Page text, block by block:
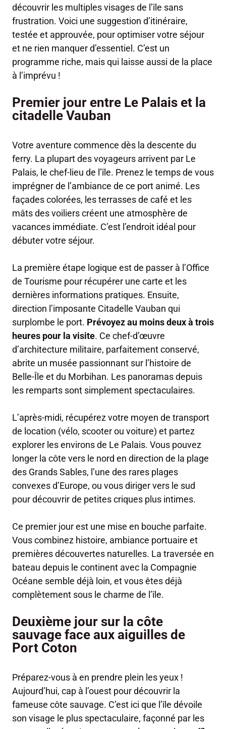
découvrir les multiples visages de l’île sans
frustration. Voici une suggestion d’itinéraire,
testée et approuvée, pour optimiser votre séjour
et ne rien manquer d’essentiel. C’est un
programme riche, mais qui laisse aussi de la place
à l’imprévu !
Premier jour entre Le Palais et la
citadelle Vauban
Votre aventure commence dès la descente du
ferry. La plupart des voyageurs arrivent par Le
Palais, le chef-lieu de l’île. Prenez le temps de vous
imprégner de l’ambiance de ce port animé. Les
façades colorées, les terrasses de café et les
mâts des voiliers créent une atmosphère de
vacances immédiate. C’est l’endroit idéal pour
débuter votre séjour.
La première étape logique est de passer à l’Office
de Tourisme pour récupérer une carte et les
dernières informations pratiques. Ensuite,
direction l’imposante Citadelle Vauban qui
surplombe le port. Prévoyez au moins deux à trois
heures pour la visite. Ce chef-d’œuvre
d’architecture militaire, parfaitement conservé,
abrite un musée passionnant sur l’histoire de
Belle-Île et du Morbihan. Les panoramas depuis
les remparts sont simplement spectaculaires.
L’après-midi, récupérez votre moyen de transport
de location (vélo, scooter ou voiture) et partez
explorer les environs de Le Palais. Vous pouvez
longer la côte vers le nord en direction de la plage
des Grands Sables, l’une des rares plages
convexes d’Europe, ou vous diriger vers le sud
pour découvrir de petites criques plus intimes.
Ce premier jour est une mise en bouche parfaite.
Vous combinez histoire, ambiance portuaire et
premières découvertes naturelles. La traversée en
bateau depuis le continent avec la Compagnie
Océane semble déjà loin, et vous êtes déjà
complètement sous le charme de l’île.
Deuxième jour sur la côte
sauvage face aux aiguilles de
Port Coton
Préparez-vous à en prendre plein les yeux !
Aujourd’hui, cap à l’ouest pour découvrir la
fameuse côte sauvage. C’est ici que l’île dévoile
son visage le plus spectaculaire, façonné par les